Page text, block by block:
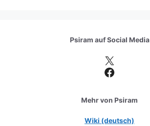
Psiram aufSocial Media
X
Facebook
Mehr von Psiram
Wiki (deutsch)